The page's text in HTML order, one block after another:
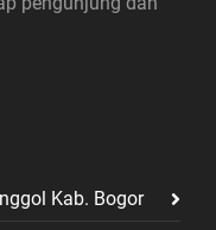
Kab. Bogor